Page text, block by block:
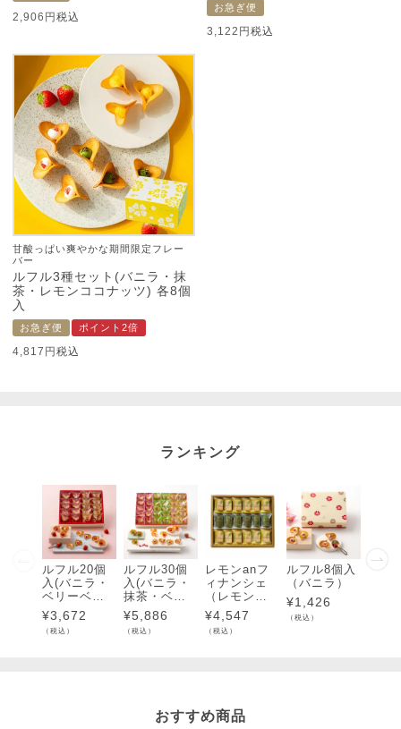
2,906 税込
お急ぎ便
3,122 税込
甘酸っぱい爽やかな期間限定フレー
バー
ルフル3種セット(バニラ・抹
茶・レモンココナッツ) 各8個
入
お急ぎ便 ポイント2倍
4,817 税込
ランキング
ルフル20個
入(バニラ・
ベリーベリ
ー)各10個入
¥3,672
（税込）
ルフル30個
入(バニラ・
抹茶・ベリ
ーベリー)各1
0個入
¥5,886
（税込）
レモンanフ
ィナンシェ
（レモン・
抹茶）18個
入
¥4,547
（税込）
ルフル8個入
（バニラ）
¥1,426
（税込）
おすすめ商品